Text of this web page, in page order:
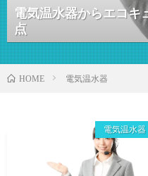
電気温水器からエコキ
点
HOME 電気温水器
電気温水器